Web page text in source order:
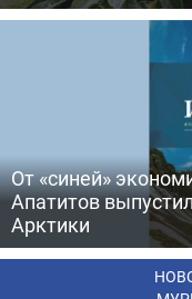
От «синей»
Апатитов
Арктики